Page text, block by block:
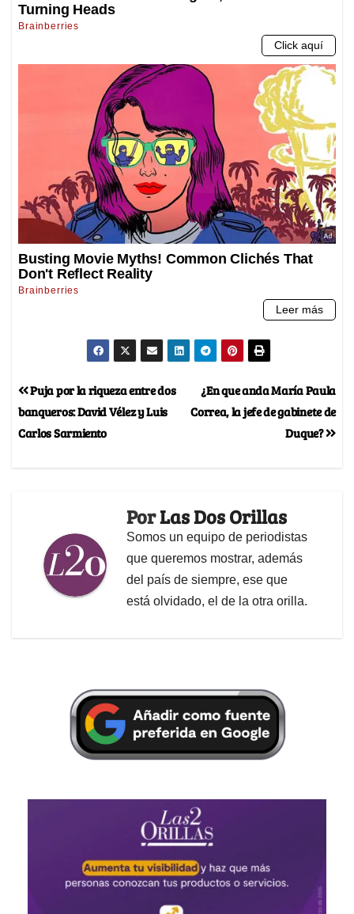
¿En que anda María Paula
Correa, la jefe de gabinete de
Duque?
Puja por la riqueza entre dos
banqueros: David Vélez y Luis
Carlos Sarmiento
PorLas Dos Orillas
Somos un equipo de periodistas
que queremos mostrar, además
del país de siempre, ese que
está olvidado, el de la otra orilla.